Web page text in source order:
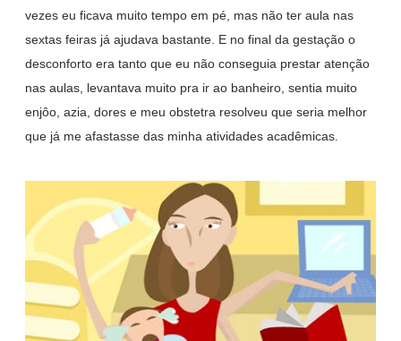
vezes eu ficava muito tempo em pé, mas não ter aula nas
sextas feiras já ajudava bastante. E no final da gestação o
desconforto era tanto que eu não conseguia prestar atenção
nas aulas, levantava muito pra ir ao banheiro, sentia muito
enjôo, azia, dores e meu obstetra resolveu que seria melhor
que já me afastasse das minha atividades acadêmicas.